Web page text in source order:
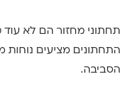
תחתוני מחזור הם לא עוד
התחתונים מציעים נוחות
הסביבה.